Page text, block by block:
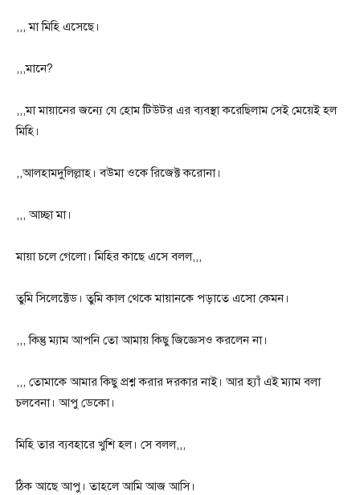
,,, মা মিহি এসেছে।
,,,মানে?
,,,মা মায়ানের জন্যে যে হোম টিউটর এর ব্যবস্থা করেছিলাম সেই মেয়েই হল
মিহি।
,,আলহামদুলিল্লাহ। বউমা ওকে রিজেক্ট করোনা।
,,, আচ্ছা মা।
মায়া চলে গেলো। মিহির কাছে এসে বলল,,,
তুমি সিলেক্টেড। তুমি কাল থেকে মায়ানকে পড়াতে এসো কেমন।
,,, কিন্তু ম্যাম আপনি তো আমায় কিছু জিজ্ঞেসও করলেন না।
,,, তোমাকে আমার কিছু প্রশ্ন করার দরকার নাই। আর হ্যাঁ এই ম্যাম বলা
চলবেনা। আপু ডেকো।
মিহি তার ব্যবহারে খুশি হল। সে বলল,,,
ঠিক আছে আপু। তাহলে আমি আজ আসি।